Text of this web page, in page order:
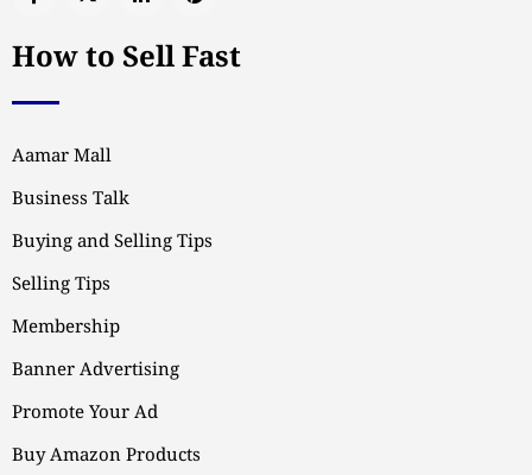
How to Sell Fast
Aamar Mall
Business Talk
Buying and Selling Tips
Selling Tips
Membership
Banner Advertising
Promote Your Ad
Buy Amazon Products